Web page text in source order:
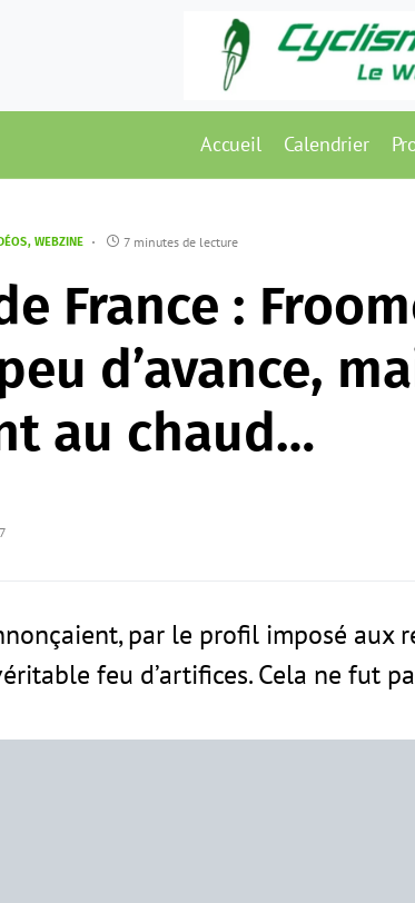
Accueil Calendrier
WEBZINE 7 minutes de lecture
France :
d’avance,
au chaud…
par le profil imposé aux
feu d’artifices. Cela ne fut